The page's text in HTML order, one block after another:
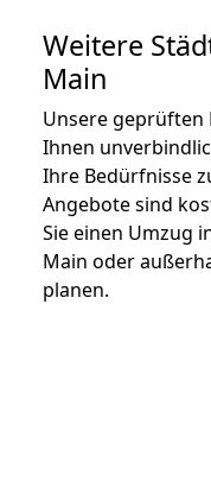
Weitere
Main
Unsere
Ihnen
Ihre Bedürfnisse
Angebote sind
Sie einen Umzug
Main oder
planen.